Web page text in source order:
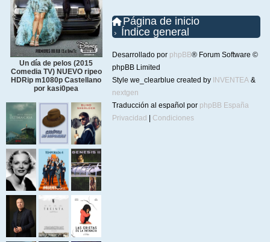
Un día de pelos (2015
Comedia TV) NUEVO ripeo
HDRip m1080p Castellano
por kasi0pea
Página de inicio
Índice general
Desarrollado por phpBB® Forum Software ©
phpBB Limited
Style we_clearblue created by INVENTEA &
nextgen
Traducción al español por phpBB España
Privacidad | Condiciones